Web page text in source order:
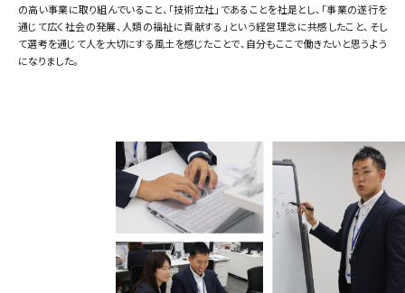
の高い事業に取り組んでいること、「技術立社」であることを社是とし、「事業の遂行を
通じて広く社会の発展、人類の福祉に貢献する」という経営理念に共感したこと、そし
て選考を通じて人を大切にする風土を感じたことで、自分もここで働きたいと思うよう
になりました。